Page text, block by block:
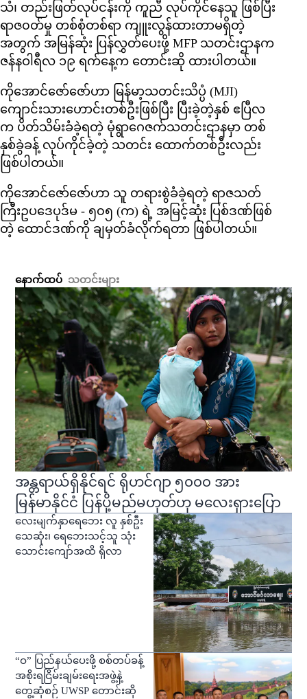
သံ၊ တည်းဖြတ်လုပ်ငန်းကို ကူညီ လုပ်ကိုင်နေသူ ဖြစ်ပြီး
ရာဇ၀တ်မှု တစ်စုံတစ်ရာ ကျူးလွန်ထားတာမရှိတဲ့
အတွက် အမြန်ဆုံး ပြန်လွှတ်ပေးဖို့ MFP သတင်းဌာနက
ဇန်နဝါရီလ ၁၉ ရက်နေ့က တောင်းဆို ထားပါတယ်။
ကိုအောင်ဇော်ဇော်ဟာ မြန်မာ့သတင်းသိပ္ပံ (MJI)
ကျောင်းသားဟောင်းတစ်ဦးဖြစ်ပြီး ပြီးခဲ့တဲ့နှစ် ဧပြီလ
က ပိတ်သိမ်းခံခဲ့ရတဲ့ မုံရွာဂေဇက်သတင်းဌာနမှာ တစ်
နှစ်ခွဲခန့် လုပ်ကိုင်ခဲ့တဲ့ သတင်း ထောက်တစ်ဦးလည်း
ဖြစ်ပါတယ်။
ကိုအောင်ဇော်ဇော်ဟာ သူ တရားစွဲခံခဲ့ရတဲ့ ရာဇသတ်
ကြီးဥပဒေပုဒ်မ - ၅၀၅ (က) ရဲ့ အမြင့်ဆုံး ပြစ်ဒဏ်ဖြစ်
တဲ့ ထောင်ဒဏ်ကို ချမှတ်ခံလိုက်ရတာ ဖြစ်ပါတယ်။
နောက်ထပ် သတင်းများ
အန္တရာယ်ရှိနိုင်ရင် ရိုဟင်ဂျာ ၅၀၀၀ အား
မြန်မာနိုင်ငံ ပြန်ပို့မည်မဟုတ်ဟု မလေးရှားပြော
လေးမျက်နှာရေဘေး လူ နှစ်ဦး
သေဆုံး၊ ရေဘေးသင့်သူ သုံး
သောင်းကျော်အထိ ရှိလာ
“ဝ” ပြည်နယ်ပေးဖို့ စစ်တပ်ခန့်
အစိုးရငြိမ်းချမ်းရေးအဖွဲ့နဲ့
တွေ့ဆုံစဉ် UWSP တောင်းဆို